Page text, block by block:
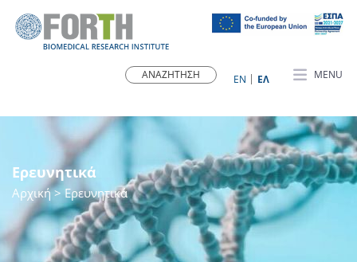
MENU
ΕN ΕΛ
Ερευνητικά
Αρχική> Ερευνητικά